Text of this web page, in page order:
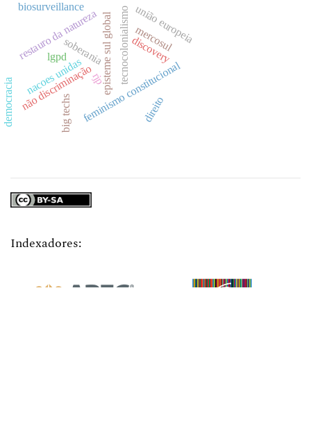
rjp tecnocolonialismo
feminismo constitucional
episteme sul global
não discriminação
restauro da natureza união europeia
direito
discovery
mercosul
soberania
biosurveillance
nacoes unidas
big techs
lgpd
democracia
Indexadores: